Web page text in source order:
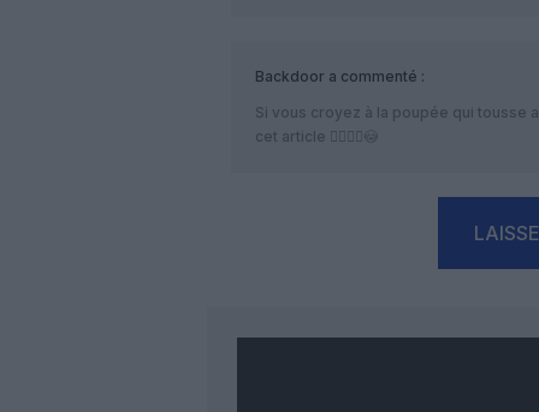
Backdoor a commenté :
Si vous croyez à la poupée qui tousse
cet article 🤦‍♂️🤦‍♂️😳